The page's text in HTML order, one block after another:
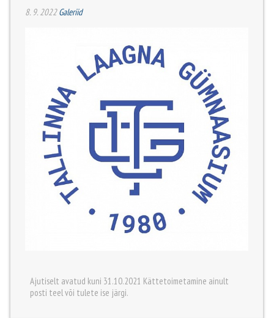
8. 9. 2022Galeriid
Ajutiselt avatud kuni 31.10.2021 Kättetoimetamine ainult
posti teel või tulete ise järgi.